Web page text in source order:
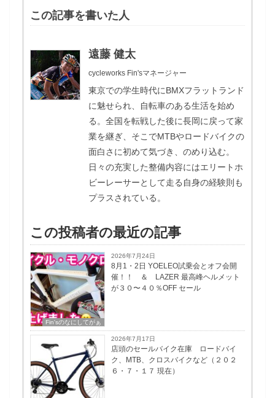
この記事を書いた人
遠藤 健太
cycleworks Fin'sマネージャー
東京での学生時代にBMXフラットランド
に魅せられ、自転車のある生活を始め
る。全国を転戦した後に長岡に戻って家
業を継ぎ、そこでMTBやロードバイクの
面白さに初めて気づき、のめり込む。
日々の充実した整備内容にはエリートホ
ビーレーサーとして走る自身の経験則も
プラスされている。
この投稿者の最近の記事
Fin'sのなにしてがぁ
2026年7月24日
8月1・2日 YOELEO試乗会とオフ会開
催！！ ＆ LAZER 最高峰ヘルメット
が３０〜４０％OFF セール
2026年7月17日
店頭のセールバイク在庫 ロードバイ
ク、MTB、クロスバイクなど（２０２
６・７・１７ 現在）